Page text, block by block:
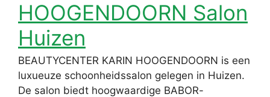
HOOGENDOORN Salon
Huizen
BEAUTYCENTER KARIN HOOGENDOORN is een
luxueuze schoonheidssalon gelegen in Huizen.
De salon biedt hoogwaardige BABOR-